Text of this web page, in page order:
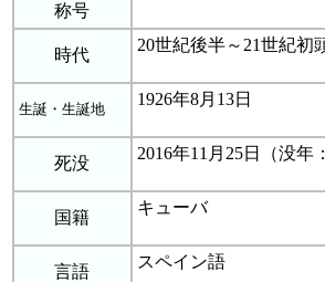
称号
時代
20世紀後半～21世紀初
生誕・生誕地
1926年8月13日
死没
2016年11月25日（没年
国籍
キューバ
言語
スペイン語